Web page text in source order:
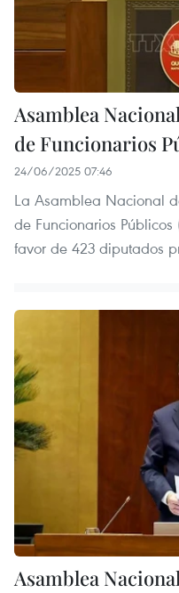
Asamblea
de Funcionarios
24/06/2025 07:46
La Asamblea Nacional
de Funcionarios
favor de 423 diputados
Asamblea